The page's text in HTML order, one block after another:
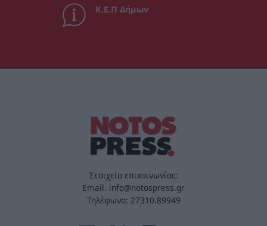
Κ.Ε.Π Δήμων
Στοιχεία επικοινωνίας:
Email. info@notospress.gr
Τηλέφωνο: 27310.89949